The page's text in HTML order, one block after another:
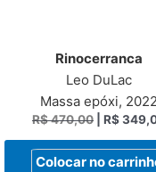
Rinocerranca
Leo DuLac
Massa epóxi, 2022
R$470,00| R$
Colocar no